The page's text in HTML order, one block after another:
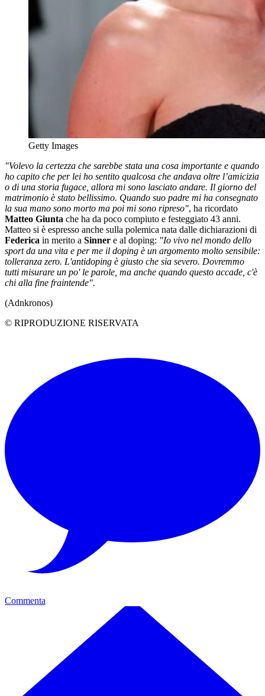
Getty Images
"Volevo la certezza che sarebbe stata una cosa importante e quando
ho capito che per lei ho sentito qualcosa che andava oltre l’amicizia
o di una storia fugace, allora mi sono lasciato andare. Il giorno del
matrimonio è stato bellissimo. Quando suo padre mi ha consegnato
la sua mano sono morto ma poi mi sono ripreso", ha ricordato
Matteo Giunta che ha da poco compiuto e festeggiato 43 anni.
Matteo si è espresso anche sulla polemica nata dalle dichiarazioni di
Federica in merito a Sinner e al doping: "Io vivo nel mondo dello
sport da una vita e per me il doping è un argomento molto sensibile:
tolleranza zero. L'antidoping è giusto che sia severo. Dovremmo
tutti misurare un po' le parole, ma anche quando questo accade, c'è
chi alla fine fraintende".
(Adnkronos)
© RIPRODUZIONE RISERVATA
Commenta